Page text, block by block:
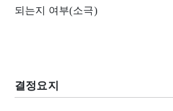
되는지 여부(소극)
결정요지